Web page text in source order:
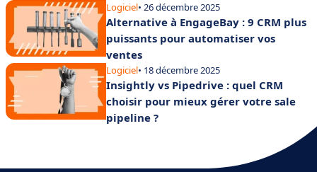
Logiciel• 26 décembre 2025
Alternative à EngageBay : 9 CRM plus
puissants pour automatiser vos
ventes
Logiciel• 18 décembre 2025
Insightly vs Pipedrive : quel CRM
choisir pour mieux gérer votre sale
pipeline ?